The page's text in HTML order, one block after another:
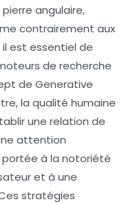
angulaire,
contrairement aux
il est essentiel de
de recherche
de Generative
la qualité humaine
une relation de
attention
à la notoriété
et à une
stratégies